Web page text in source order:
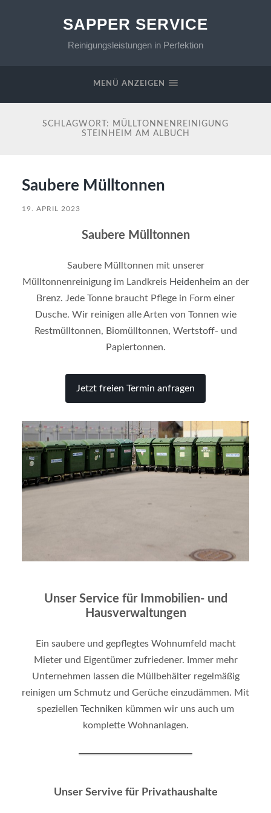
SAPPER SERVICE
Reinigungsleistungen in Perfektion
MENÜ ANZEIGEN
SCHLAGWORT:
MÜLLTONNENREINIGUNG
STEINHEIM AM ALBUCH
Saubere Mülltonnen
19. APRIL 2023
Saubere Mülltonnen
Saubere Mülltonnen mit unserer
Mülltonnenreinigung im Landkreis Heidenheiman der
Brenz. Jede Tonne braucht Pflege in Form einer
Dusche. Wir reinigen alle Arten von Tonnen wie
Restmülltonnen, Biomülltonnen, Wertstoff- und
Papiertonnen.
Jetzt freien Termin anfragen
Unser Service für Immobilien- und
Hausverwaltungen
Ein saubere und gepflegtes Wohnumfeld macht
Mieter und Eigentümer zufriedener. Immer mehr
Unternehmen lassen die Müllbehälter regelmäßig
reinigen um Schmutz und Gerüche einzudämmen. Mit
speziellen Techniken kümmen wir uns auch um
komplette Wohnanlagen.
Unser Servive für Privathaushalte